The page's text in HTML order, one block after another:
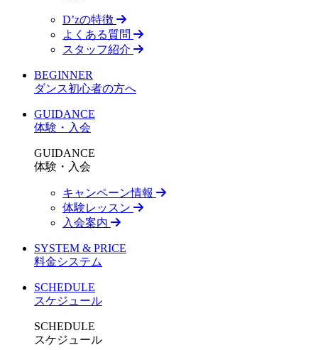
D’zの特徴
よくある質問
スタッフ紹介
BEGINNER
ダンス初心者の方へ
GUIDANCE
体験・入会
GUIDANCE
体験・入会
キャンペーン情報
体験レッスン
入会案内
SYSTEM & PRICE
料金システム
SCHEDULE
スケジュール
SCHEDULE
スケジュール